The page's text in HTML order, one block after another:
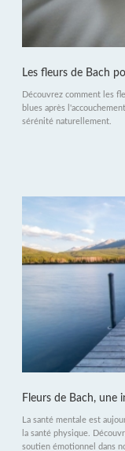
Les fleurs de Bach
Découvrez comment les
blues après
sérénité naturellement.
Fleurs de Bach, une
La santé mentale est
la santé physique.
soutien émotionnel dans